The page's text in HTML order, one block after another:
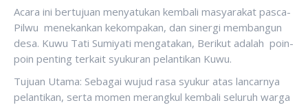
Acara ini bertujuan menyatukan kembali masyarakat pasca-
Pilwu menekankan kekompakan, dan sinergi membangun
desa. Kuwu Tati Sumiyati mengatakan, Berikut adalah poin-
poin penting terkait syukuran pelantikan Kuwu.
Tujuan Utama: Sebagai wujud rasa syukur atas lancarnya
pelantikan, serta momen merangkul kembali seluruh warga